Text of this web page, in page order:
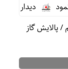
دیدار سرپرست
/پالایش گاز